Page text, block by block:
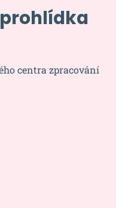
centra zpracování